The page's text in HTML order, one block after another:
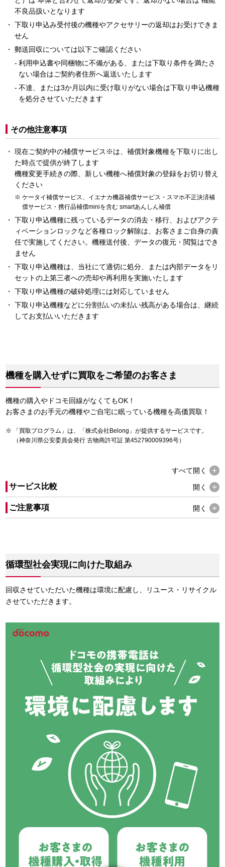
不良品扱いとなります
下取り申込み受付後の機種やアクセサリーの返却はお受けできま
せん
郵送回収については以下ご確認ください
利用申込書や同梱物に不備がある、または下取り条件を満たさ
ない場合はご契約者住所へ返送いたします
不達、または3か月以内に受け取りがない場合は下取り申込機種
を処分させていただきます
その他注意事項
現在ご契約中の補償サービス※は、補償対象機種を下取りに出し
た時点で提供が終了します
機種変更手続きの際、新しい機種へ補償対象の登録をお切り替え
ください
ケータイ補償サービス、イエナカ機器補償サービス・スマホ不正決済補
償サービス・携行品補償miniを含む smartあんしん補償
下取り申込機種に残っているデータの消去・移行、およびアクテ
ィベーションロックなど各種ロック解除は、お客さまご自身の責
任で実施してください。機種送付後、データの復元・閲覧はでき
ません
下取り申込機種は、当社にて適切に処分、または内部データをリ
セットの上第三者への売却や再利用を実施いたします
下取り申込機種の破砕処理には対応していません
下取り申込機種などに分割払いの未払い残高がある場合は、継続
してお支払いいただきます
機種を購入せずに買取をご希望のお客さま
機種の購入やドコモ回線がなくてもOK！
お客さまのお手元の機種やご自宅に眠っている機種を高価買取！
「買取プログラム」は、「株式会社Belong」が提供するサービスです。
（神奈川県公安委員会発行 古物商許可証 第452790009396号）
すべて開く
サービス比較 開く
ご注意事項 開く
循環型社会実現に向けた取組み
回収させていただいた機種は環境に配慮し、リユース・リサイクル
させていただきます。